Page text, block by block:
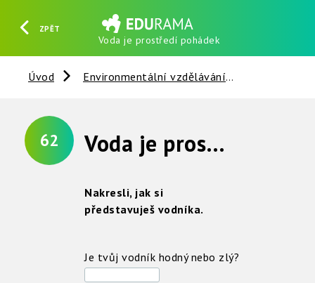
ZPĚT
Voda je prostředí pohádek
HLEDAT REGISTROVAT PŘIHLÁSIT SE
Úvod Environmentální vzdělávání
62 Voda je prostředí pohádek
Nakresli, jak si
představuješ vodníka.
Je tvůj vodník hodný nebo zlý?